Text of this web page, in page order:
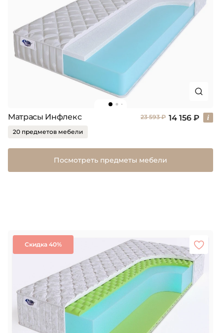
Матрасы Инфлекс 23 593 ₽ 14 156 ₽
20 предметов мебели
Посмотреть предметы мебели
Скидка 40%